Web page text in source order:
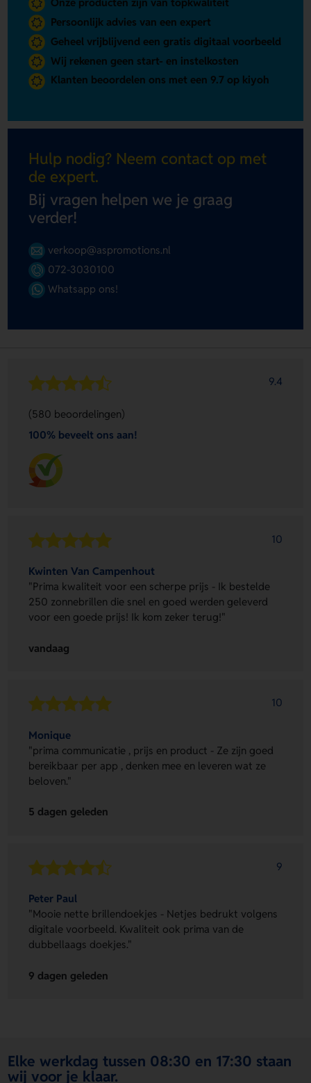
Persoonlijk advies van een expert
Geheel vrijblijvend een gratis digitaal voorbeeld
Wij rekenen geen start- en instelkosten
Klanten beoordelen ons met een 9.7 op kiyoh
Hulp nodig? Neem contact op met
de expert.
Bij vragen helpen we je graag
verder!
verkoop@aspromotions.nl
072-3030100
Whatsapp ons!
9.4
(580 beoordelingen)
100% beveelt ons aan!
10
Kwinten Van Campenhout
"Prima kwaliteit voor een scherpe prijs - Ik bestelde
250 zonnebrillen die snel en goed werden geleverd
voor een goede prijs! Ik kom zeker terug!"
vandaag
10
Monique
"prima communicatie , prijs en product - Ze zijn goed
bereikbaar per app , denken mee en leveren wat ze
beloven."
5 dagen geleden
9
Peter Paul
"Mooie nette brillendoekjes - Netjes bedrukt volgens
digitale voorbeeld. Kwaliteit ook prima van de
dubbellaags doekjes."
9 dagen geleden
Elke werkdag tussen 08:30 en 17:30 staan
wij voor je klaar.